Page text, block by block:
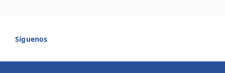
Síguenos